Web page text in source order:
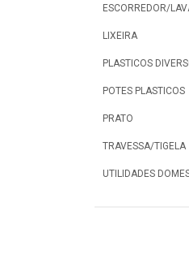
ESCORREDOR/
LIXEIRA
PLASTICOS
POTES PLASTICOS
PRATO
TRAVESSA/TIGELA
UTILIDADES